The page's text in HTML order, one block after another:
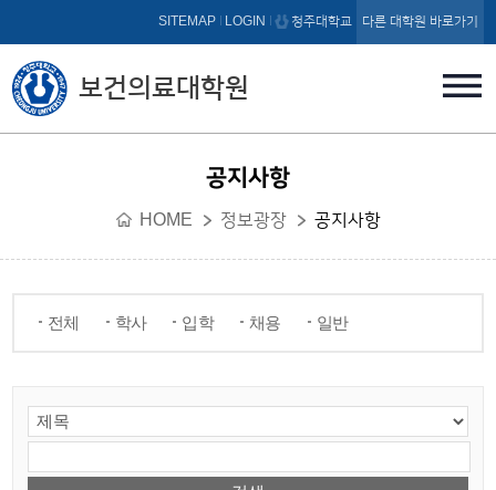
본문 바로가기
보건의료대학원
SITEMAP LOGIN 청주대학교 다른 대학원 바로가기
공지사항
HOME 정보광장 공지사항
전체 학사 입학 채용 일반